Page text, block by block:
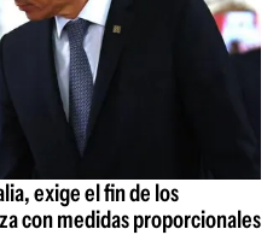
exige el fin de los
con medidas proporcionales